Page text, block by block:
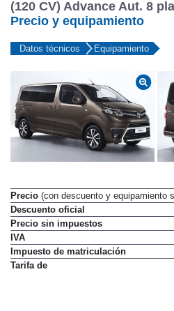
(120 CV) Advance Aut. 8
Precio y equipamiento
Datos técnicos Equipamiento
Precio (con descuento y equipamiento
Descuento oficial
Precio sin impuestos
IVA
Impuesto de matriculación
Tarifa de